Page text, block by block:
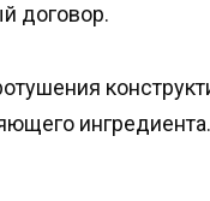
договор.
ингредиента.